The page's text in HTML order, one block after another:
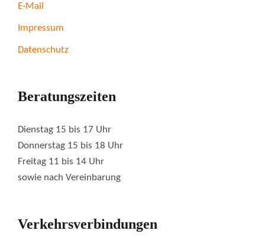
E-Mail
Impressum
Datenschutz
Beratungszeiten
Dienstag 15 bis 17 Uhr
Donnerstag 15 bis 18 Uhr
Freitag 11 bis 14 Uhr
sowie nach Vereinbarung
Verkehrsverbindungen